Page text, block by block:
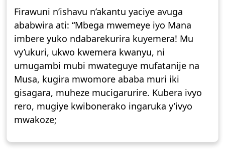
Firawuni n’ishavu n’akantu yaciye avuga
ababwira ati: “Mbega mwemeye iyo Mana
imbere yuko ndabarekurira kuyemera! Mu
vy’ukuri, ukwo kwemera kwanyu, ni
umugambi mubi mwateguye mufatanije na
Musa, kugira mwomore ababa muri iki
gisagara, muheze mucigarurire. Kubera ivyo
rero, mugiye kwibonerako ingaruka y’ivyo
mwakoze;